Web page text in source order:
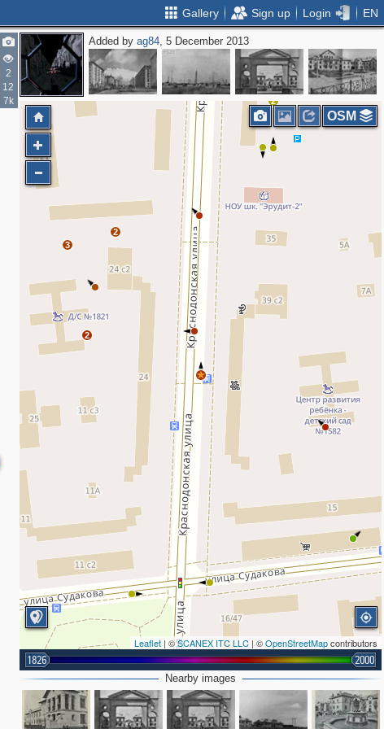
Gallery Sign up Login EN
2
12
7k
Added byag84, 5 December 2013
2
2
3
2
Leaflet | ©SCANEX ITC LLC | ©OpenStreetMapcontributors
1826 2000
OSM
Nearby images